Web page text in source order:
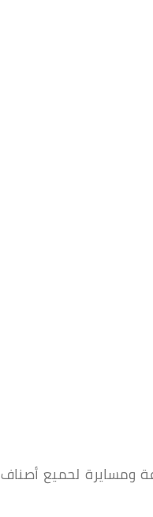
ومسايرة لحميع أصناف